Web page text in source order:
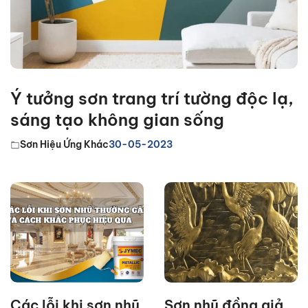
Ý tưởng sơn trang trí tường độc lạ,
sáng tạo không gian sống
Sơn Hiệu Ứng Khác30-05-2023
Các lỗi khi sơn nhũ Sơn nhũ đồng giả